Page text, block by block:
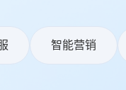
智能营销